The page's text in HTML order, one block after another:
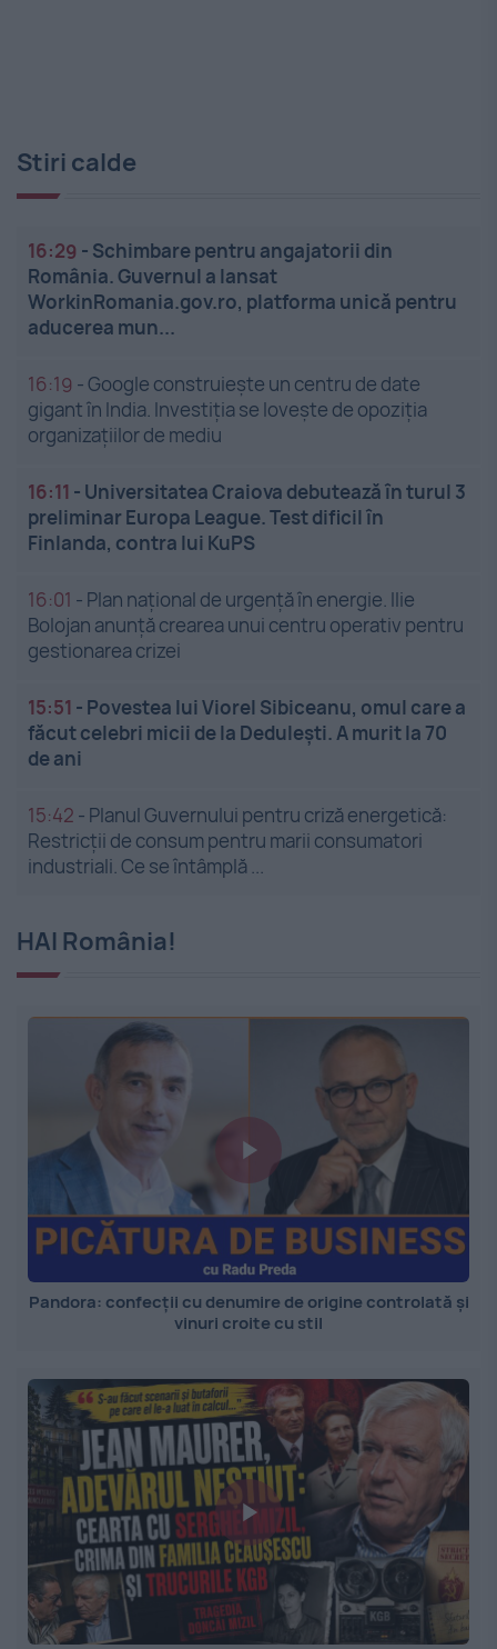
Stiri calde
16:29 - Schimbare pentru angajatorii din
România. Guvernul a lansat
WorkinRomania.gov.ro, platforma unică pentru
aducerea mun...
16:19 -Google construiește un centru de date
gigant în India. Investiția se lovește de opoziția
organizațiilor de mediu
16:11 - Universitatea Craiova debutează în turul 3
preliminar Europa League. Test dificil în
Finlanda, contra lui KuPS
16:01 - Plan național de urgență în energie. Ilie
Bolojan anunță crearea unui centru operativ pentru
gestionarea crizei
15:51 - Povestea lui Viorel Sibiceanu, omul care a
făcut celebri micii de la Dedulești. A murit la 70
de ani
15:42 - Planul Guvernului pentru criză energetică:
Restricții de consum pentru marii consumatori
industriali. Ce se întâmplă ...
HAI România!
Pandora: confecții cu denumire de origine controlată și
vinuri croite cu stil